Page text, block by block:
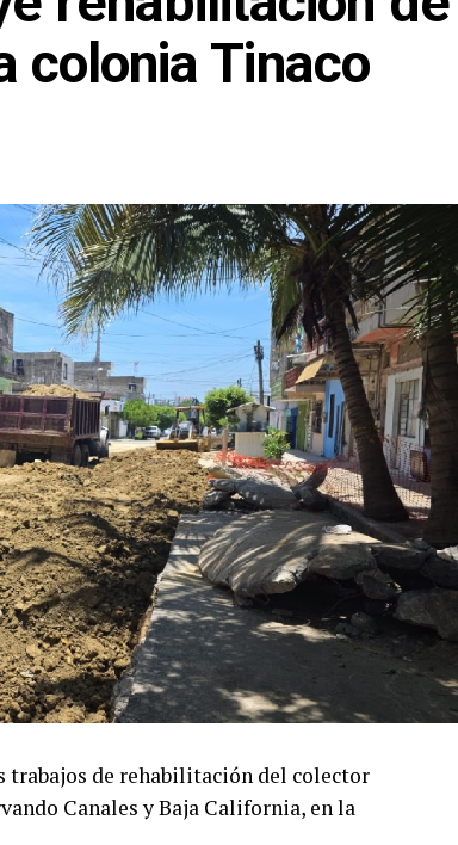
colonia Tinaco
trabajos de rehabilitación del colector
Canales y Baja California, en la